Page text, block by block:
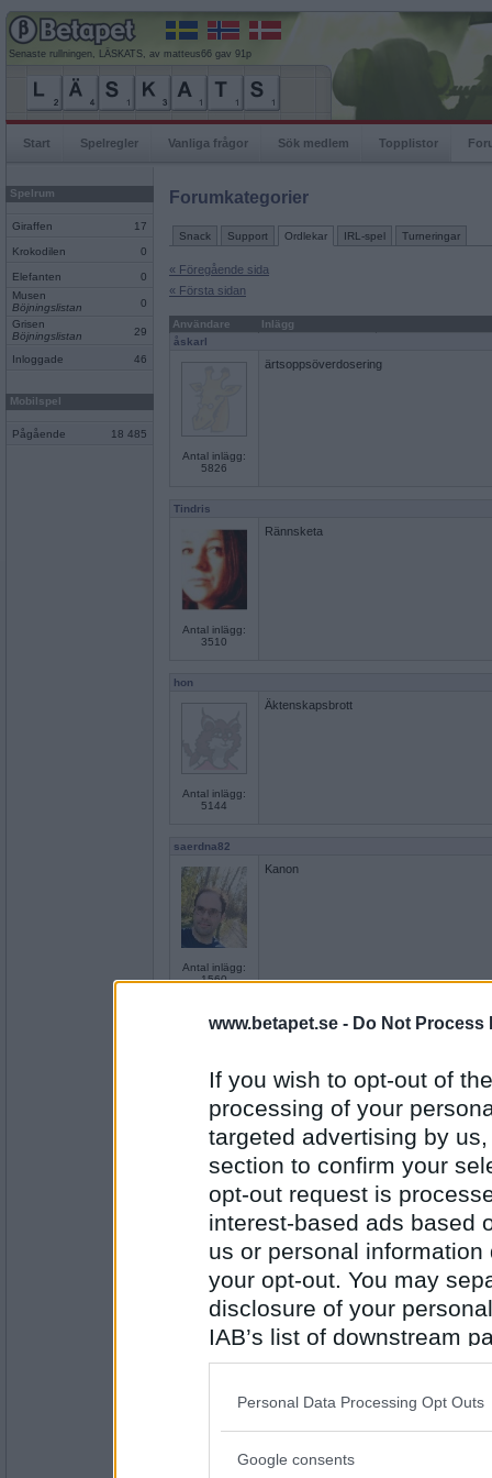
www.betapet.se - Do Not Process
If you wish to opt-out of
processing of your
targeted advertising by
section to confirm your
opt-out request is
interest-based ads based
us or personal
your opt-out. You may
disclosure of your
IAB’s list of downstream
also be disclosed by us
Downstream Participants
Please note that this
Personal Data Processing Opt Outs
Google consents
Senaste rullningen, LÄSKATS, av matteus66 gav 91p
Start Spelregler Vanliga frågor Sök medlem Topplistor
Spelrum
Giraffen 17
Krokodilen 0
Elefanten
0
Musen
Böjningslistan
0
Grisen
Böjningslistan
29
Inloggade 46
Mobilspel
Pågående 18 485
Forumkategorier
Snack Support Ordlekar IRL-spel Turneringar
« Föregående sida
« Första sidan
Användare
Inlägg
åskarl
Antal inlägg:
5826
ärtsoppsöverdosering
Tindris
Antal inlägg:
3510
Rännsketa
hon
Antal inlägg:
5144
Äktenskapsbrott
saerdna82
Antal inlägg:
1560
Kanon
Prärieklocka
Antal inlägg:
11487
Antal inlägg: 10
Valpsjuka
chickenheart
Antal inlägg: 325
Andnöd